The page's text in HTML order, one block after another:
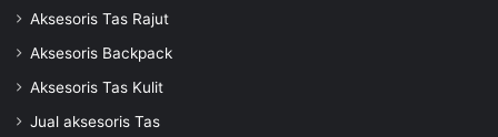
Aksesoris Tas Rajut
Aksesoris Backpack
Aksesoris Tas Kulit
Jual aksesoris Tas